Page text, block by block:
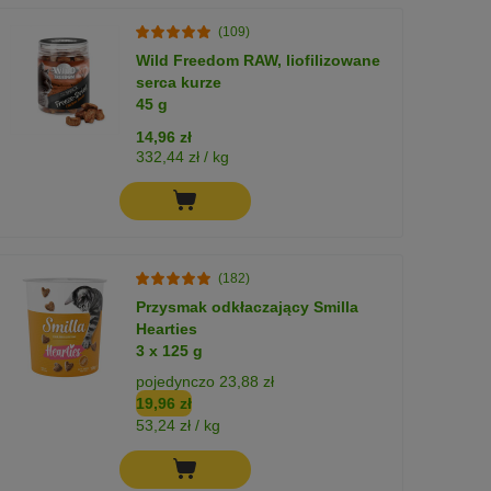
(109)
Wild Freedom RAW, liofilizowane
serca kurze
45 g
14,96 zł
332,44 zł / kg
(182)
Przysmak odkłaczający Smilla
Hearties
3 x 125 g
pojedynczo 23,88 zł
19,96 zł
53,24 zł / kg